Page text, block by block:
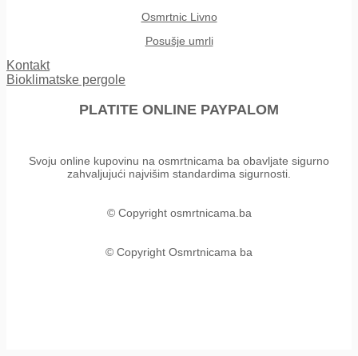
Osmrtnic Livno
Posušje umrli
Kontakt
Bioklimatske pergole
PLATITE ONLINE PAYPALOM
Svoju online kupovinu na osmrtnicama ba obavljate sigurno
zahvaljujući najvišim standardima sigurnosti.
© Copyright osmrtnicama.ba
© Copyright Osmrtnicama ba